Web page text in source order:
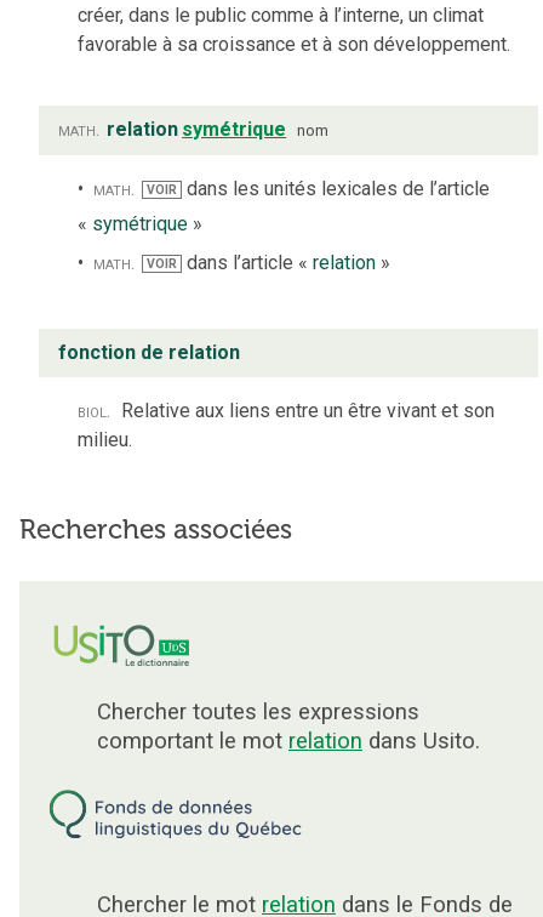
créer, dans le public comme à l’interne, un climat
favorable à sa croissance et à son développement.
math. relation symétrique nom
math. VOIR
dans les unités lexicales de l’article
« symétrique »
math.
VOIR dans l’article « relation»
fonction de relation
biol. Relative aux liens entre un être vivant et son
milieu.
Recherches associées
Chercher toutes les expressions
comportant le mot relation dans Usito.
Chercher le mot relation dans le Fonds de